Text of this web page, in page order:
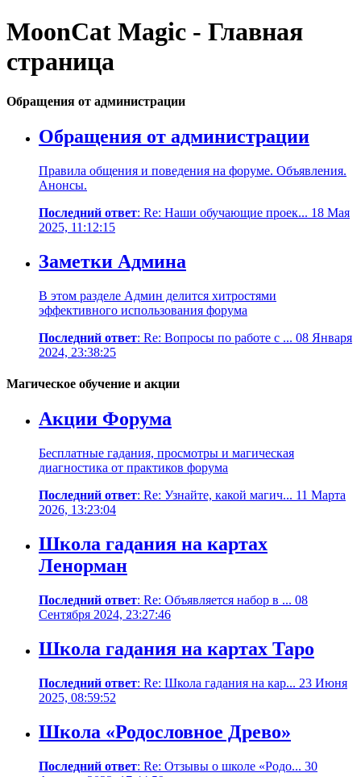
MoonCat Magic - Главная
страница
Обращения от администрации
Обращения от администрации
Правила общения и поведения на форуме. Объявления.
Анонсы.
Последний ответ: Re: Наши обучающие проек... 18 Мая
2025, 11:12:15
Заметки Админа
В этом разделе Админ делится хитростями
эффективного использования форума
Последний ответ: Re: Вопросы по работе с ... 08 Января
2024, 23:38:25
Магическое обучение и акции
Акции Форума
Бесплатные гадания, просмотры и магическая
диагностика от практиков форума
Последний ответ: Re: Узнайте, какой магич... 11 Марта
2026, 13:23:04
Школа гадания на картах
Ленорман
Последний ответ: Re: Объявляется набор в ... 08
Сентября 2024, 23:27:46
Школа гадания на картах Таро
Последний ответ: Re: Школа гадания на кар... 23 Июня
2025, 08:59:52
Школа «Родословное Древо»
Последний ответ: Re: Отзывы о школе «Родо... 30